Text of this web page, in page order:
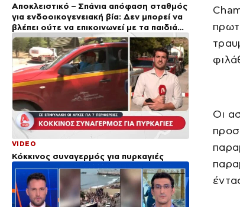
Αποκλειστικό – Σπάνια απόφαση σταθμός
για ενδοοικογενειακή βία: Δεν μπορεί να
βλέπει ούτε να επικοινωνεί με τα παιδιά
του
VIDEO
Κόκκινος συναγερμός για πυρκαγιές
Οι